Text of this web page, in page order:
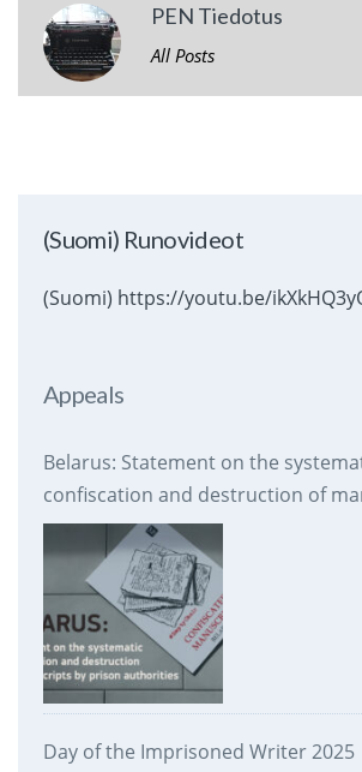
PEN Tiedotus
All Posts
(Suomi) Runovideot
(Suomi) https://youtu.be/
Appeals
Belarus: Statement on the
confiscation and destruction of
prison authorities
Day of the Imprisoned Writer 2025